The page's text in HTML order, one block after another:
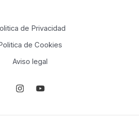
de Privacidad
Politica de Cookies
Aviso legal